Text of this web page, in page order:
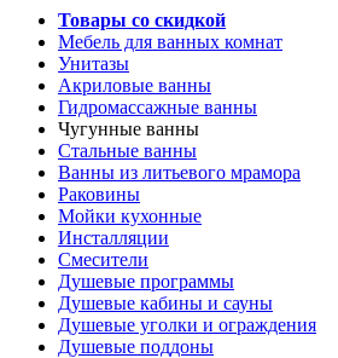
Товары со скидкой
Мебель для ванных комнат
Унитазы
Акриловые ванны
Гидромассажные ванны
Чугунные ванны
Стальные ванны
Ванны из литьевого мрамора
Раковины
Мойки кухонные
Инсталляции
Смесители
Душевые программы
Душевые кабины и сауны
Душевые уголки и ограждения
Душевые поддоны